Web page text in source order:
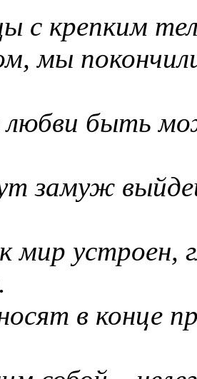
с крепким
мы
быть
замуж
мир устроен,
в конце